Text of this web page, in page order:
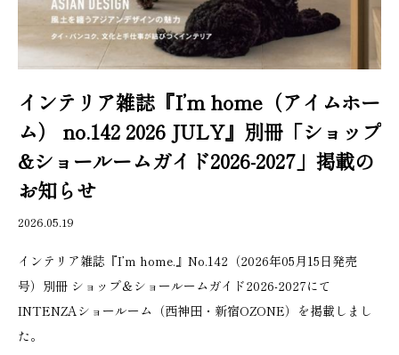
インテリア雑誌『I’m home（アイムホー
ム） no.142 2026 JULY』別冊「ショップ
&ショールームガイド2026-2027」掲載の
お知らせ
2026.05.19
インテリア雑誌『I’m home.』No.142（2026年05月15日発売
号）別冊 ショップ＆ショールームガイド2026-2027にて
INTENZAショールーム（西神田・新宿OZONE）を掲載しまし
た。